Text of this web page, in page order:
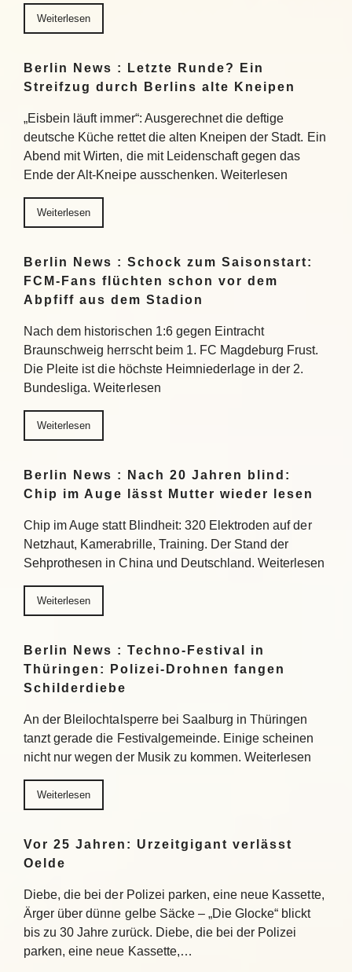
Weiterlesen
Berlin News : Letzte Runde? Ein
Streifzug durch Berlins alte Kneipen
„Eisbein läuft immer“: Ausgerechnet die deftige
deutsche Küche rettet die alten Kneipen der Stadt. Ein
Abend mit Wirten, die mit Leidenschaft gegen das
Ende der Alt-Kneipe ausschenken. Weiterlesen
Weiterlesen
Berlin News : Schock zum Saisonstart:
FCM-Fans flüchten schon vor dem
Abpfiff aus dem Stadion
Nach dem historischen 1:6 gegen Eintracht
Braunschweig herrscht beim 1. FC Magdeburg Frust.
Die Pleite ist die höchste Heimniederlage in der 2.
Bundesliga. Weiterlesen
Weiterlesen
Berlin News : Nach 20 Jahren blind:
Chip im Auge lässt Mutter wieder lesen
Chip im Auge statt Blindheit: 320 Elektroden auf der
Netzhaut, Kamerabrille, Training. Der Stand der
Sehprothesen in China und Deutschland. Weiterlesen
Weiterlesen
Berlin News : Techno-Festival in
Thüringen: Polizei-Drohnen fangen
Schilderdiebe
An der Bleilochtalsperre bei Saalburg in Thüringen
tanzt gerade die Festivalgemeinde. Einige scheinen
nicht nur wegen der Musik zu kommen. Weiterlesen
Weiterlesen
Vor 25 Jahren: Urzeitgigant verlässt
Oelde
Diebe, die bei der Polizei parken, eine neue Kassette,
Ärger über dünne gelbe Säcke – „Die Glocke“ blickt
bis zu 30 Jahre zurück. Diebe, die bei der Polizei
parken, eine neue Kassette,…